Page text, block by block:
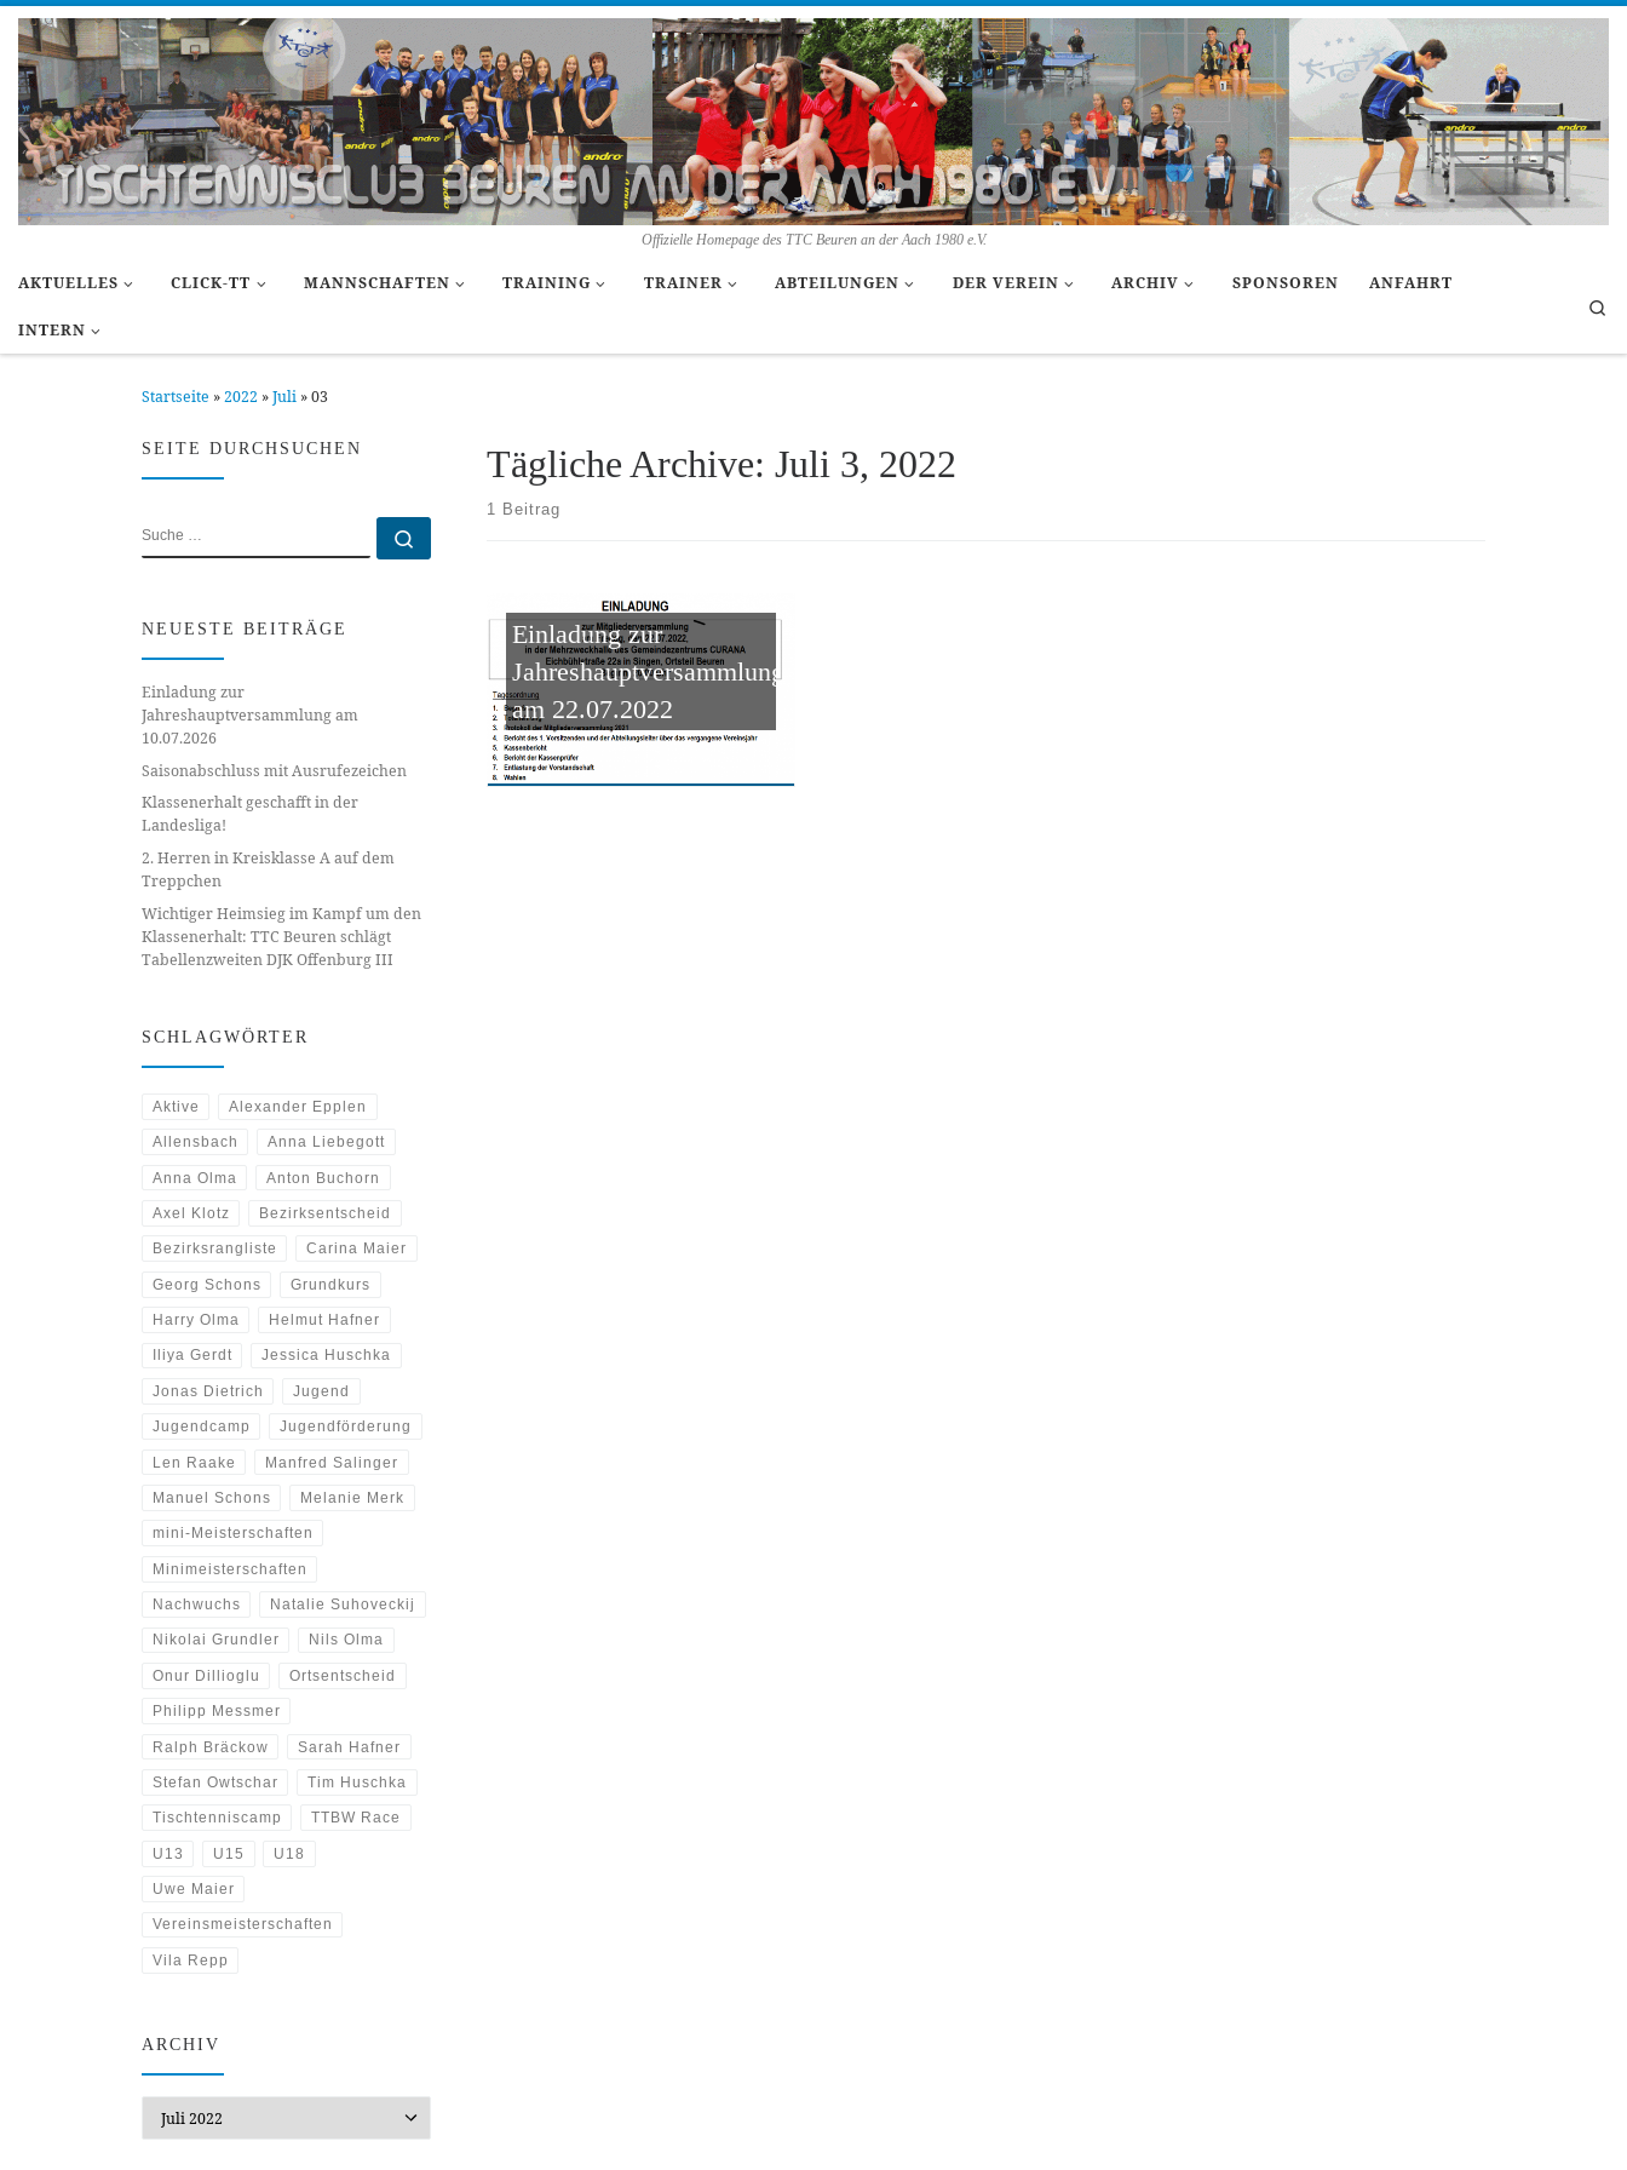
Zum Inhalt springen
Offizielle Homepage des TTC Beuren an der Aach 1980 e.V.
AKTUELLES CLICK-TT MANNSCHAFTEN TRAINING TRAINER ABTEILUNGEN DER VEREIN ARCHIV SPONSOREN ANFAHRT
INTERN
Startseite »2022 »Juli »03
Tägliche Archive: Juli 3, 2022
1 Beitrag
Einladung zur
Jahreshauptversammlung
am 22.07.2022
SEITE DURCHSUCHEN
SUCHE
NEUESTE BEITRÄGE
Einladung zur
Jahreshauptversammlung am
10.07.2026
Saisonabschluss mit Ausrufezeichen
Klassenerhalt geschafft in der
Landesliga!
2. Herren in Kreisklasse A auf dem
Treppchen
Wichtiger Heimsieg im Kampf um den
Klassenerhalt: TTC Beuren schlägt
Tabellenzweiten DJK Offenburg III
SCHLAGWÖRTER
Aktive Alexander Epplen
Allensbach Anna Liebegott
Anna Olma Anton Buchorn
Axel Klotz Bezirksentscheid
Bezirksrangliste Carina Maier
Georg Schons Grundkurs
Harry Olma Helmut Hafner
Iliya Gerdt Jessica Huschka
Jonas Dietrich Jugend
Jugendcamp Jugendförderung
Len Raake Manfred Salinger
Manuel Schons Melanie Merk
mini-Meisterschaften
Minimeisterschaften
Nachwuchs Natalie Suhoveckij
Nikolai Grundler Nils Olma
Onur Dillioglu Ortsentscheid
Philipp Messmer
Ralph Bräckow Sarah Hafner
Stefan Owtschar Tim Huschka
Tischtenniscamp TTBW Race
U13 U15 U18
Uwe Maier
Vereinsmeisterschaften
Vila Repp
ARCHIV